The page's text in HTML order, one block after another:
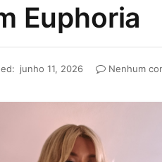
Euphoria
junho 11, 2026 Nenhum